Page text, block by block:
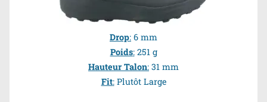
Drop: 6 mm
Poids:251 g
Hauteur Talon: 31 mm
Fit: Plutôt Large